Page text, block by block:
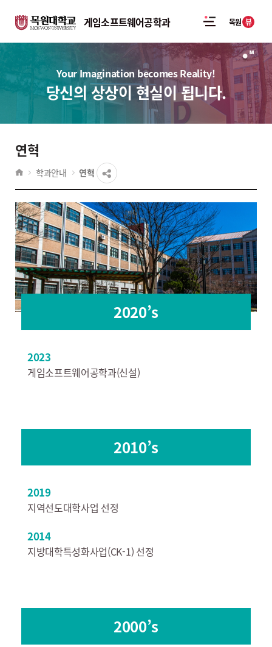
게임소프트웨어공학과 목원 뷰
Your Imagination becomes Reality!
당신의 상상이 현실이 됩니다.
연혁
학과안내 연혁
2020’s
2023
게임소프트웨어공학과(신설)
2010’s
2019
지역선도대학사업 선정
2014
지방대학특성화사업(CK-1) 선정
2000’s